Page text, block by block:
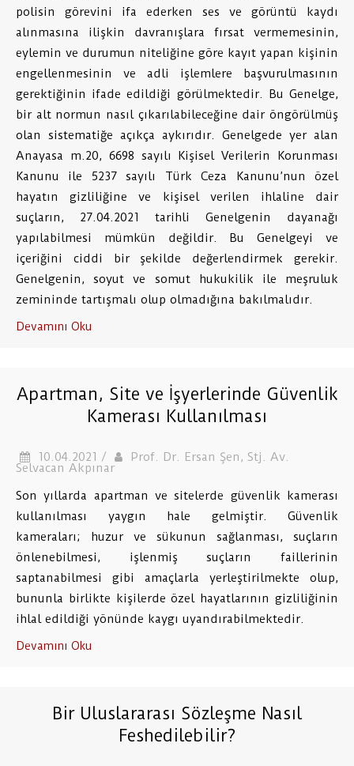
polisin görevini ifa ederken ses ve görüntü kaydı
alınmasına ilişkin davranışlara fırsat vermemesinin,
eylemin ve durumun niteliğine göre kayıt yapan kişinin
engellenmesinin ve adli işlemlere başvurulmasının
gerektiğinin ifade edildiği görülmektedir. Bu Genelge,
bir alt normun nasıl çıkarılabileceğine dair öngörülmüş
olan sistematiğe açıkça aykırıdır. Genelgede yer alan
Anayasa m.20, 6698 sayılı Kişisel Verilerin Korunması
Kanunu ile 5237 sayılı Türk Ceza Kanunu’nun özel
hayatın gizliliğine ve kişisel verilen ihlaline dair
suçların, 27.04.2021 tarihli Genelgenin dayanağı
yapılabilmesi mümkün değildir. Bu Genelgeyi ve
içeriğini ciddi bir şekilde değerlendirmek gerekir.
Genelgenin, soyut ve somut hukukilik ile meşruluk
zemininde tartışmalı olup olmadığına bakılmalıdır.
Devamını Oku
Apartman, Site ve İşyerlerinde Güvenlik
Kamerası Kullanılması
10.04.2021 / Prof. Dr. Ersan Şen, Stj. Av.
Selvacan Akpınar
Son yıllarda apartman ve sitelerde güvenlik kamerası
kullanılması yaygın hale gelmiştir. Güvenlik
kameraları; huzur ve sükunun sağlanması, suçların
önlenebilmesi, işlenmiş suçların faillerinin
saptanabilmesi gibi amaçlarla yerleştirilmekte olup,
bununla birlikte kişilerde özel hayatlarının gizliliğinin
ihlal edildiği yönünde kaygı uyandırabilmektedir.
Devamını Oku
Bir Uluslararası Sözleşme Nasıl
Feshedilebilir?